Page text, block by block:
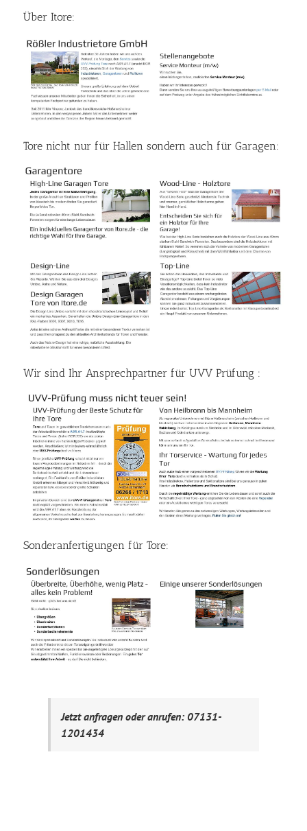
Über Itore:
Tore nicht nur für Hallen sondern auch für Garagen:
Wir sind Ihr Ansprechpartner für UVV Prüfung :
Sonderanfertigungen für Tore:
Jetzt anfragen oder anrufen: 07131-
1201434